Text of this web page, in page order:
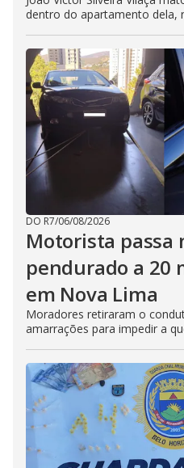
dentro do apartamento dela,
DO R7/06/08/2026
Motorista passa
pendurado a 20
em Nova Lima
Moradores retiraram o
amarrações para impedir a